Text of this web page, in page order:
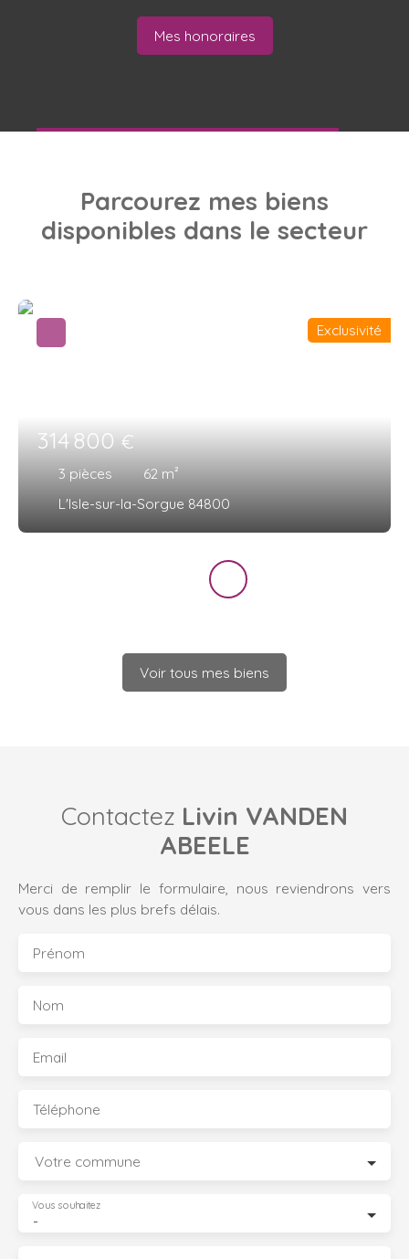
Mes honoraires
Parcourez mes biens
disponibles dans le secteur
314 800€
3 pièces 62 m²
L'Isle-sur-la-Sorgue 84800
Exclusivité
Voir tous mes biens
Contactez Livin VANDEN
ABEELE
Merci de remplir le formulaire, nous reviendrons vers
vous dans les plus brefs délais.
Prénom
Nom
Email
Téléphone
Votre commune
-
Vous souhaitez